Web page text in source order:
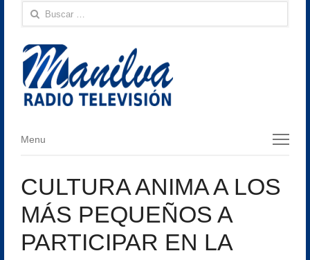
Buscar:
Menu
Menu
CULTURA ANIMA A LOS
MÁS PEQUEÑOS A
PARTICIPAR EN LA